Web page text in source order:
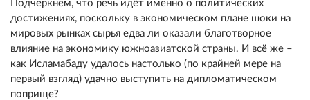
Подчеркнём, что речь идёт именно о политических
достижениях, поскольку в экономическом плане шоки на
мировых рынках сырья едва ли оказали благотворное
влияние на экономику южноазиатской страны. И всё же –
как Исламабаду удалось настолько (по крайней мере на
первый взгляд) удачно выступить на дипломатическом
поприще?